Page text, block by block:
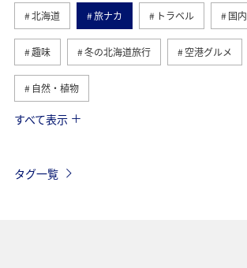
北海道 旅ナカ トラベル 国内
趣味 冬の北海道旅行 空港グルメ
自然・植物
釧路
すべて表示
タグ一覧